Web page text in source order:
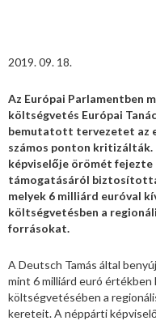
2019. 09. 18.
Az Európai Parlamentben
költségvetés Európai
bemutatott tervezetet az
számos ponton kritizálták.
képviselője örömét fejezte
támogatásáról
melyek 6 milliárd euróval
költségvetésben a
forrásokat.
A Deutsch Tamás által
mint 6 milliárd euró értékben
költségvetésében a
kereteit. A néppárti